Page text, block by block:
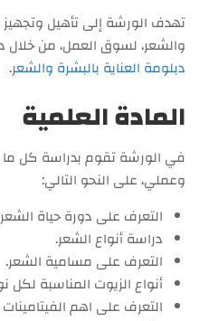
تهدف الورشة إلى تأهيل وتجهيز
والشعر، لسوق العمل، من
دبلومة العناية بالبشرة والشعر.
المادة العلمية
في الورشة تقوم بدراسة كل
وعملي، على النحو التالي:
التعرف على دورة حياة
دراسة أنواع الشعر.
التعرف على مسامية الشعر.
أنواع الزيوت المناسبة
التعرف على اهم